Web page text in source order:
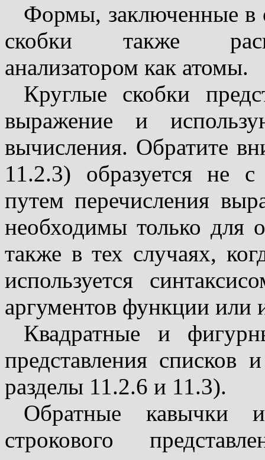
Формы, заключенные в
скобки также
анализатором как атомы.
Круглые скобки
выражение и
вычисления. Обратите
11.2.3) образуется не
путем перечисления
необходимы только для
также в тех случаях,
используется
аргументов функции или
Квадратные и
представления списков
разделы 11.2.6 и 11.3).
Обратные кавычки
строкового